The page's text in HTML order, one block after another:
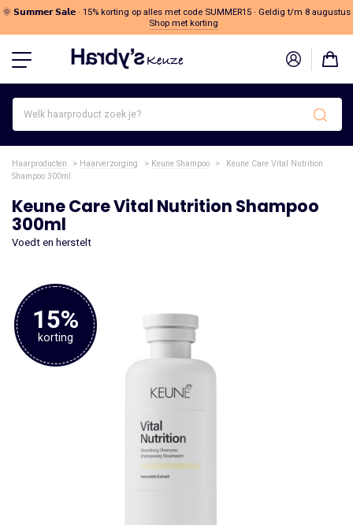
🌞 𝗦𝘂𝗺𝗺𝗲𝗿 𝗦𝗮𝗹𝗲 · 15% korting op alles met code SUMMER15 · Geldig t/m 8 augustus
Shop met korting
haarproduct
zoek
je?
Haarproducten > Haarverzorging > Keune Shampoo >
Keune Care Vital Nutrition
Shampoo 300ml
Keune Care Vital Nutrition Shampoo
300ml
Voedt en herstelt
15%
korting